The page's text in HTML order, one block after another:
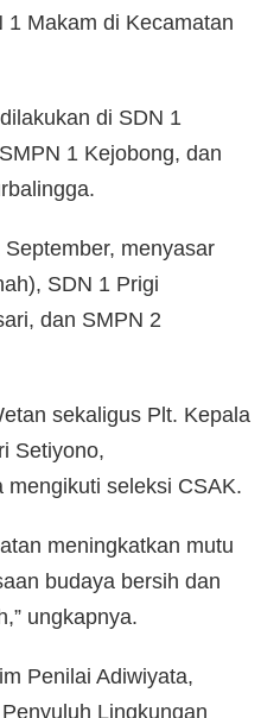
1 Makam di Kecamatan
di SDN 1
1 Kejobong, dan
menyasar
SDN 1 Prigi
dan SMPN 2
sekaligus Plt. Kepala
Setiyono,
mengikuti seleksi CSAK.
meningkatkan mutu
budaya bersih dan
ungkapnya.
Penilai Adiwiyata,
Lingkungan